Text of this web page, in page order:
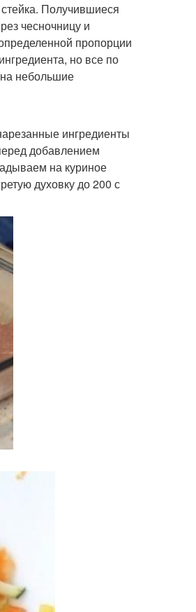
Получившиеся
чесночницу и
пропорции
но все по
небольшие
ингредиенты
добавлением
на куриное
духовку до 200 с